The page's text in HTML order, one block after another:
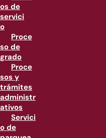
os de
servici
o
Proce
so de
grado
Proce
sos y
trámites
administr
ativos
Servici
o de